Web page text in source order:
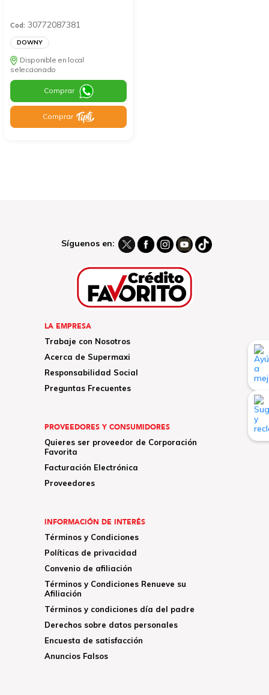
Cod: 30772087381
DOWNY
Disponible en local
seleccionado
Comprar
Comprar
Síguenos en:
LA EMPRESA
Trabaje con Nosotros
Acerca de Supermaxi
Responsabilidad Social
Preguntas Frecuentes
PROVEEDORES Y CONSUMIDORES
Quieres ser proveedor de Corporación
Favorita
Facturación Electrónica
Proveedores
INFORMACIÓN DE INTERÉS
Términos y Condiciones
Políticas de privacidad
Convenio de afiliación
Términos y Condiciones Renueve su
Afiliación
Términos y condiciones día del padre
Derechos sobre datos personales
Encuesta de satisfacción
Anuncios Falsos